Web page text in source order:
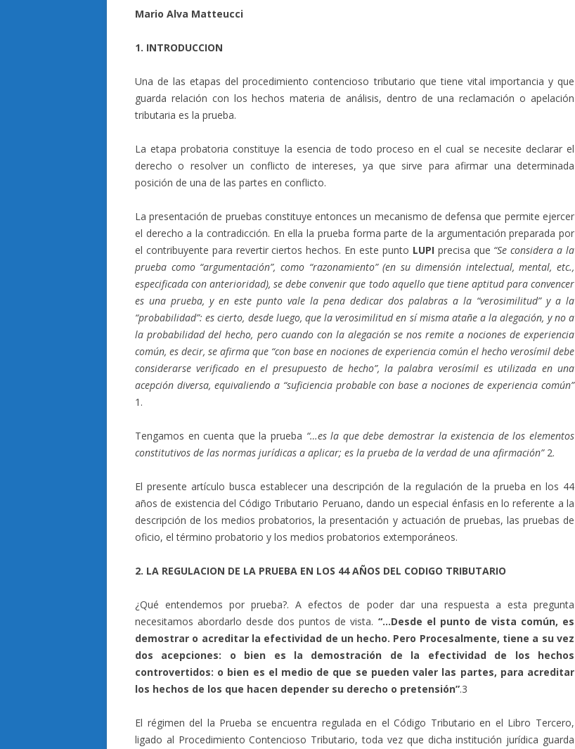
Mario Alva Matteucci
1. INTRODUCCION
Una de las etapas del procedimiento contencioso tributario que tiene vital importancia y que
guarda relación con los hechos materia de análisis, dentro de una reclamación o apelación
tributaria es la prueba.
La etapa probatoria constituye la esencia de todo proceso en el cual se necesite declarar el
derecho o resolver un conflicto de intereses, ya que sirve para afirmar una determinada
posición de una de las partes en conflicto.
La presentación de pruebas constituye entonces un mecanismo de defensa que permite ejercer
el derecho a la contradicción. En ella la prueba forma parte de la argumentación preparada por
el contribuyente para revertir ciertos hechos. En este punto LUPIprecisa que “Se considera a la
prueba como “argumentación”, como “razonamiento” (en su dimensión intelectual, mental, etc.,
especificada con anterioridad), se debe convenir que todo aquello que tiene aptitud para convencer
es una prueba, y en este punto vale la pena dedicar dos palabras a la “verosimilitud” y a la
“probabilidad”: es cierto, desde luego, que la verosimilitud en sí misma atañe a la alegación, y no a
la probabilidad del hecho, pero cuando con la alegación se nos remite a nociones de experiencia
común, es decir, se afirma que “con base en nociones de experiencia común el hecho verosímil debe
considerarse verificado en el presupuesto de hecho”, la palabra verosímil es utilizada en una
acepción diversa, equivaliendo a “suficiencia probable con base a nociones de experiencia común”
1.
Tengamos en cuenta que la prueba “…es la que debe demostrar la existencia de los elementos
constitutivos de las normas jurídicas a aplicar; es la prueba de la verdad de una afirmación”2.
El presente artículo busca establecer una descripción de la regulación de la prueba en los 44
años de existencia del Código Tributario Peruano, dando un especial énfasis en lo referente a la
descripción de los medios probatorios, la presentación y actuación de pruebas, las pruebas de
oficio, el término probatorio y los medios probatorios extemporáneos.
2. LA REGULACION DE LA PRUEBA EN LOS 44 AÑOS DEL CODIGO TRIBUTARIO
¿Qué entendemos por prueba?. A efectos de poder dar una respuesta a esta pregunta
necesitamos abordarlo desde dos puntos de vista. “…Desde el punto de vista común, es
demostrar o acreditar la efectividad de un hecho. Pero Procesalmente, tiene a su vez
dos acepciones: o bien es la demostración de la efectividad de los hechos
controvertidos: o bien es el medio de que se pueden valer las partes, para acreditar
los hechos de los que hacen depender su derecho o pretensión”.3
El régimen del la Prueba se encuentra regulada en el Código Tributario en el Libro Tercero,
ligado al Procedimiento Contencioso Tributario, toda vez que dicha institución jurídica guarda